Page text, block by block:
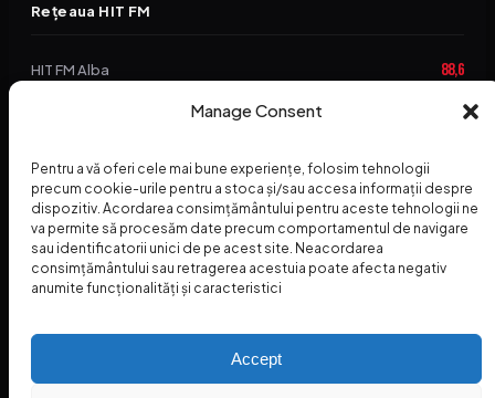
Manage Consent
Pentru a vă oferi cele mai bune experiențe, folosim tehnologii
precum cookie-urile pentru a stoca și/sau accesa informații despre
dispozitiv. Acordarea consimțământului pentru aceste tehnologii ne
va permite să procesăm date precum comportamentul de navigare
sau identificatorii unici de pe acest site. Neacordarea
consimțământului sau retragerea acestuia poate afecta negativ
anumite funcționalități și caracteristici
Accept
Rețeaua HIT FM
HIT FM Alba 88,6
94,2
HIT FM Abrud 94,3
HIT FM Horezu 95,1
HIT FM Nehoiu 88,2